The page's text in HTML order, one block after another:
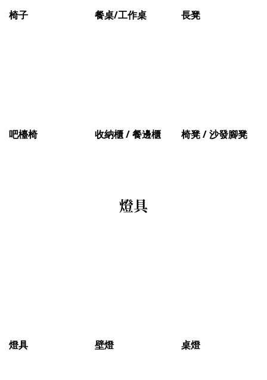
椅子 餐桌/工作桌 長凳
吧檯椅 收納櫃 / 餐邊櫃 椅凳 / 沙發腳凳
燈具
燈具 壁燈 桌燈